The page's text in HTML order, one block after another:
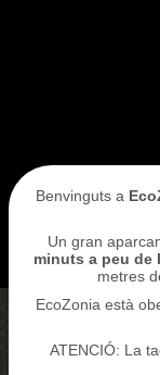
Benvinguts a
Un gran
minuts a peu de
metres
EcoZonia està
ATENCIÓ: La